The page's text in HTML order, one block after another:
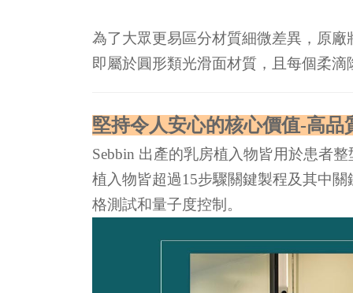
為了大眾更易區分材質細微差異，原廠
即屬於圓形類光滑面材質，且每個柔
堅持令人安心的核心價值-高
Sebbin 出產的乳房植入物皆用於患者
植入物皆超過15步驟關鍵製程及其中
格測試和量子度控制。